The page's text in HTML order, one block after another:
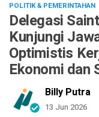
POLITIK & PEMERINTAHAN
Delegasi
Kunjungi
Optimistis
Ekonomi dan
Billy Putra
13 Jun 2026